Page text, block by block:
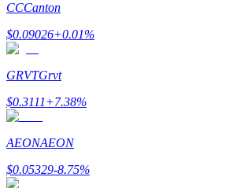
กลยุทธ์การซื้อขาย
เรียนรู้วิธีการรักษาผลกำไร
CCCanton
$0.09026+0.01%
GRVTGrvt
$0.3111+7.38%
AEONAEON
$0.05329-8.75%